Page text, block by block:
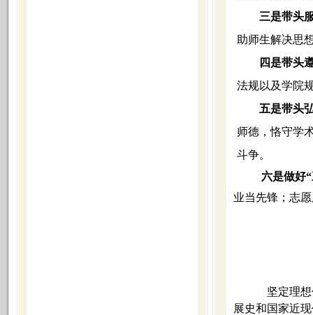
三是带头
助师生解决思
四是带头
法规以及学院
五是带头
师德，恪守学
斗争。
六是做好
业当先锋；志
坚定理
展史和国家近